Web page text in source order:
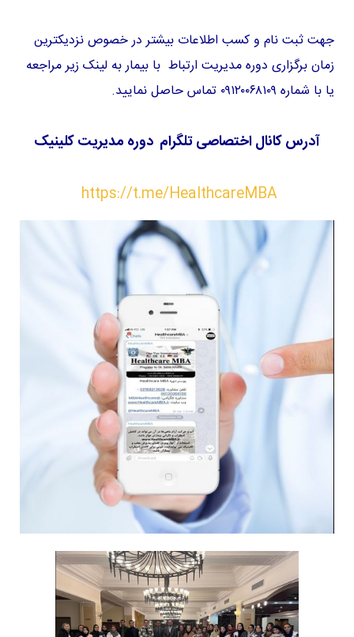
جهت ثبت نام و کسب اطلاعات بیشتر در خصوص نزدیکترین
زمان برگزاری دوره مدیریت ارتباط با بیمار به لینک زیر مراجعه
یا با شماره ۰۹۱۲۰۰۶۸۱۰۹ تماس حاصل نمایید.
آدرس کانال اختصاصی تلگرام دوره مدیریت کلینیک
https://t.me/HealthcareMBA